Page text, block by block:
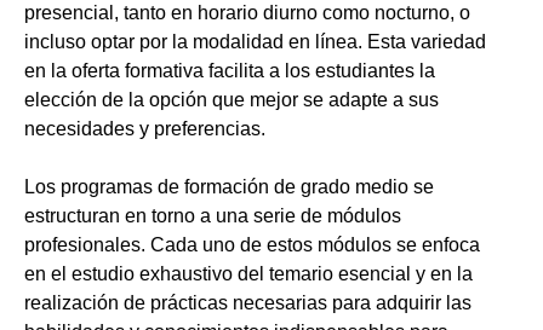
presencial, tanto en horario diurno como nocturno, o
incluso optar por la modalidad en línea. Esta variedad
en la oferta formativa facilita a los estudiantes la
elección de la opción que mejor se adapte a sus
necesidades y preferencias.
Los programas de formación de grado medio se
estructuran en torno a una serie de módulos
profesionales. Cada uno de estos módulos se enfoca
en el estudio exhaustivo del temario esencial y en la
realización de prácticas necesarias para adquirir las